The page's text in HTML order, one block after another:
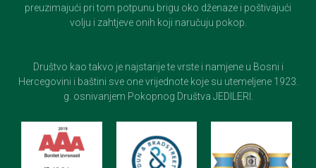
preuzimajući pri tom potpunu brigu oko dženaze i poštivajući
volju i zahtjeve onih koji naručuju pokop.
Društvo kao takvo je najstarije te vrste i namjene u Bosni i
Hercegovini i baštini sve one vrijednote koje su utemeljene 1923.
g. osnivanjem Pokopnog Društva JEDILERI.